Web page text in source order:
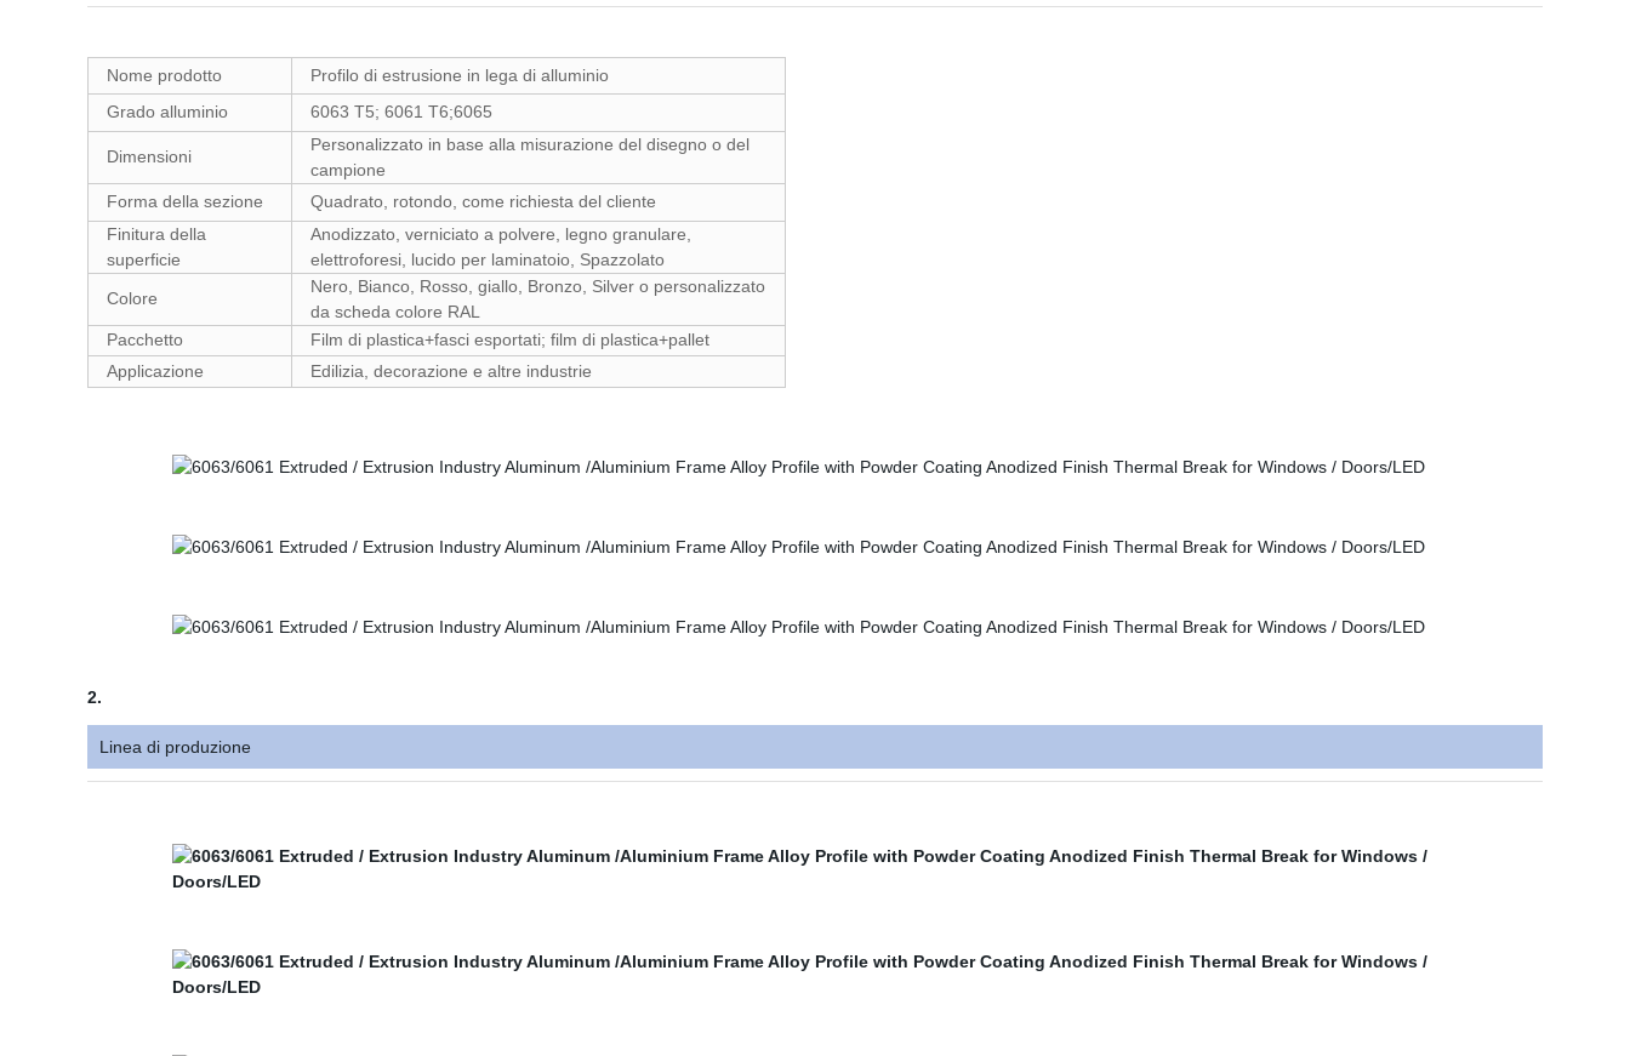
Nome prodotto
Profilo di estrusione in lega di alluminio
Grado alluminio
6063 T5; 6061 T6;6065
Dimensioni
Personalizzato in base alla misurazione del disegno o del
campione
Forma della sezione
Quadrato, rotondo, come richiesta del cliente
Finitura della
superficie
Anodizzato, verniciato a polvere, legno granulare,
elettroforesi, lucido per laminatoio, Spazzolato
Colore
Nero, Bianco, Rosso, giallo, Bronzo, Silver o personalizzato
da scheda colore RAL
Pacchetto
Film di plastica+fasci esportati; film di plastica+pallet
Applicazione
Edilizia, decorazione e altre industrie
2.
Linea di produzione